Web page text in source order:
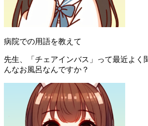
病院での用語を教えて
先生、「チェアインバス」って最近よく
んなお風呂なんですか？